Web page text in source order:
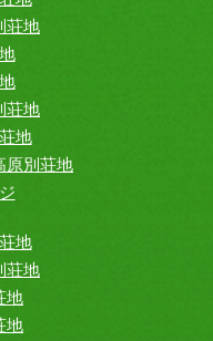
荘地
荘地
地
原別荘地
地
荘地
地
地